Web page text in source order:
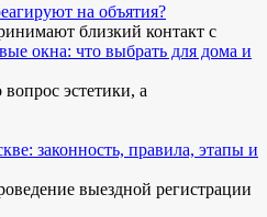
на объятия?
близкий контакт с
окна: что выбрать для дома и
эстетики, а
законность, правила, этапы и
выездной регистрации